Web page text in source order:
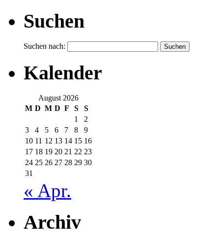
Suchen
Suchen nach:
Kalender
August 2026
M D M D F S
S
1
2
3
4 5 6 7 8
9
10 11 12 13 14 15 16
17 18 19 20 21 22 23
24 25 26 27 28 29 30
31
« Apr.
Archiv